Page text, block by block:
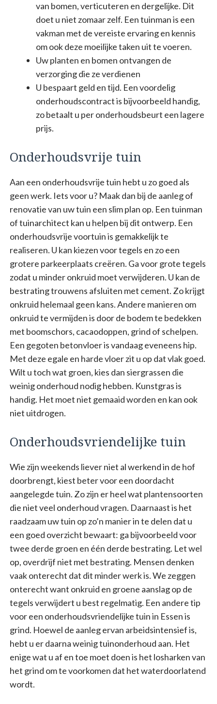
van bomen, verticuteren en dergelijke. Dit
doet u niet zomaar zelf. Een tuinman is een
vakman met de vereiste ervaring en kennis
om ook deze moeilijke taken uit te voeren.
Uw planten en bomen ontvangen de
verzorging die ze verdienen
U bespaart geld en tijd. Een voordelig
onderhoudscontract is bijvoorbeeld handig,
zo betaalt u per onderhoudsbeurt een lagere
prijs.
Onderhoudsvrije tuin
Aan een onderhoudsvrije tuin hebt u zo goed als
geen werk. Iets voor u? Maak dan bij de aanleg of
renovatie van uw tuin een slim plan op. Een tuinman
of tuinarchitect kan u helpen bij dit ontwerp. Een
onderhoudsvrije voortuin is gemakkelijk te
realiseren. U kan kiezen voor tegels en zo een
grotere parkeerplaats creëren. Ga voor grote tegels
zodat u minder onkruid moet verwijderen. U kan de
bestrating trouwens afsluiten met cement. Zo krijgt
onkruid helemaal geen kans. Andere manieren om
onkruid te vermijden is door de bodem te bedekken
met boomschors, cacaodoppen, grind of schelpen.
Een gegoten betonvloer is vandaag eveneens hip.
Met deze egale en harde vloer zit u op dat vlak goed.
Wilt u toch wat groen, kies dan siergrassen die
weinig onderhoud nodig hebben. Kunstgras is
handig. Het moet niet gemaaid worden en kan ook
niet uitdrogen.
Onderhoudsvriendelijke tuin
Wie zijn weekends liever niet al werkend in de hof
doorbrengt, kiest beter voor een doordacht
aangelegde tuin. Zo zijn er heel wat plantensoorten
die niet veel onderhoud vragen. Daarnaast is het
raadzaam uw tuin op zo’n manier in te delen dat u
een goed overzicht bewaart: ga bijvoorbeeld voor
twee derde groen en één derde bestrating. Let wel
op, overdrijf niet met bestrating. Mensen denken
vaak onterecht dat dit minder werk is. We zeggen
onterecht want onkruid en groene aanslag op de
tegels verwijdert u best regelmatig. Een andere tip
voor een onderhoudsvriendelijke tuin in Essen is
grind. Hoewel de aanleg ervan arbeidsintensief is,
hebt u er daarna weinig tuinonderhoud aan. Het
enige wat u af en toe moet doen is het losharken van
het grind om te voorkomen dat het waterdoorlatend
wordt.